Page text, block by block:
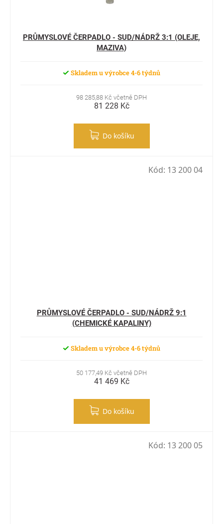
PRŮMYSLOVÉ ČERPADLO - SUD/NÁDRŽ 3:1 (OLEJE,
MAZIVA)
Skladem u výrobce 4-6 týdnů
98 285,88 Kč včetně DPH
81 228 Kč
Do košíku
PRŮMYSLOVÉ ČERPADLO - SUD/NÁDRŽ 9:1
(CHEMICKÉ KAPALINY)
Skladem u výrobce 4-6 týdnů
50 177,49 Kč včetně DPH
41 469 Kč
Do košíku
Kód: 13 200 04
Kód: 13 200 05